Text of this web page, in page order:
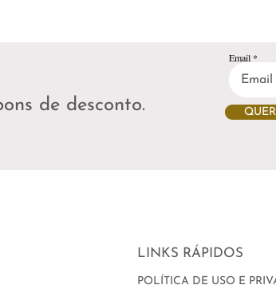
de desconto.
Email
LINKS RÁPIDOS
POLÍTICA DE USO E